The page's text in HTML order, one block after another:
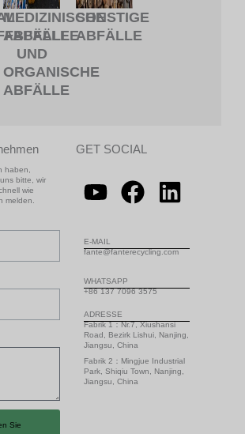
MEDIZINISCHE
ABFÄLLE
UND
ORGANISCHE
ABFÄLLE
SONSTIGE
ABFÄLLE
haben,
bitte, wir
wie
melden.
Sie
GET SOCIAL
E-MAIL
fante@fanterecycling.com
WHATSAPP
+86 137 7096 3575
ADRESSE
Fabrik 1：Nr.7, Xiushansi
Road, Bezirk Lishui, Nanjing,
Jiangsu, China
Fabrik 2：Mingjue Industrial
Park, Shiqiu Town, Nanjing,
Jiangsu, China